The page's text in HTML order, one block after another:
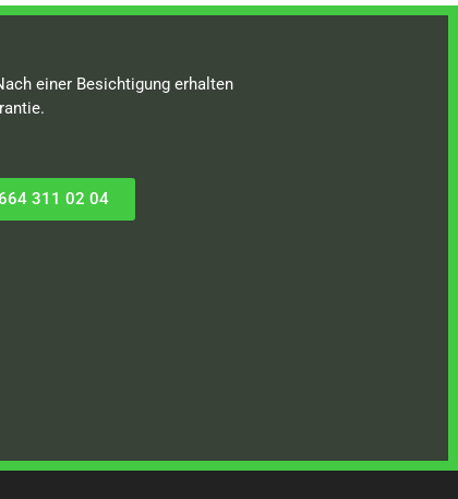
einer Besichtigung erhalten
311 02 04